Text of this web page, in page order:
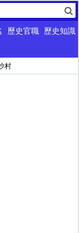
歷史官職
歷史知識
村